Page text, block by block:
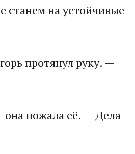
станем на устойчивые
протянул руку. —
пожала её. — Дела